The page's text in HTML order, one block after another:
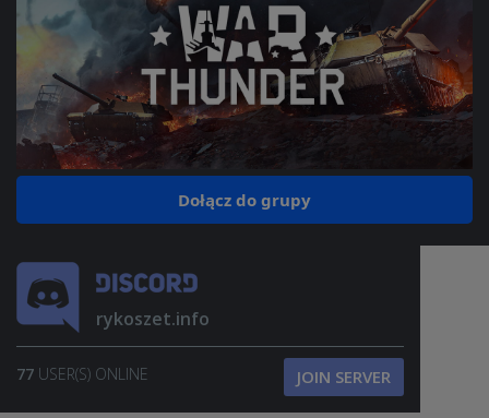
Dołącz do grupy
rykoszet.info
77 USER(S) ONLINE JOIN SERVER